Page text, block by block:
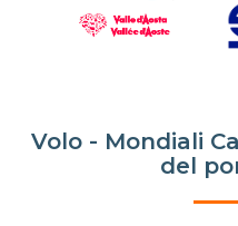
Volo - Mondiali
del